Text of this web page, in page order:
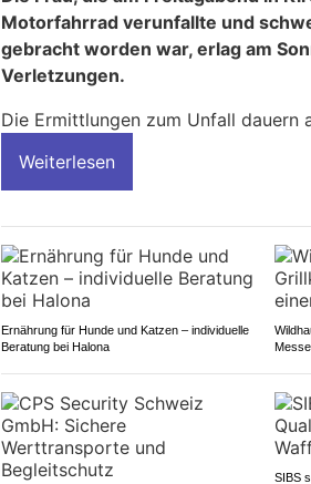
Motorfahrrad verunfallte und
gebracht worden war, erlag am
Verletzungen.
Die Ermittlungen zum Unfall dauern
Weiterlesen
Ernährung für Hunde und Katzen – individuelle
Beratung bei Halona
SIBS